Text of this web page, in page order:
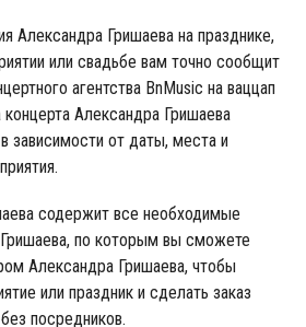
Александра Гришаева на празднике,
или свадьбе вам точно сообщит
агентства BnMusic на ваццап
Александра Гришаева
зависимости от даты, места и
содержит все необходимые
по которым вы сможете
Александра Гришаева, чтобы
или праздник и сделать заказ
посредников.